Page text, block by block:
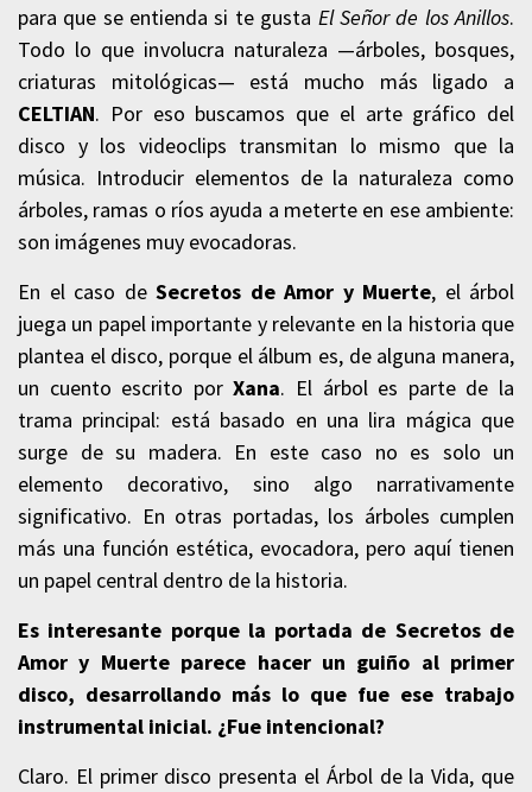
para que se entienda si te gusta El Señor de los Anillos.
Todo lo que involucra naturaleza —árboles, bosques,
criaturas mitológicas— está mucho más ligado a
CELTIAN. Por eso buscamos que el arte gráfico del
disco y los videoclips transmitan lo mismo que la
música. Introducir elementos de la naturaleza como
árboles, ramas o ríos ayuda a meterte en ese ambiente:
son imágenes muy evocadoras.
En el caso de Secretos de Amor y Muerte, el árbol
juega un papel importante y relevante en la historia que
plantea el disco, porque el álbum es, de alguna manera,
un cuento escrito porXana. El árbol es parte de la
trama principal: está basado en una lira mágica que
surge de su madera. En este caso no es solo un
elemento decorativo, sino algo narrativamente
significativo. En otras portadas, los árboles cumplen
más una función estética, evocadora, pero aquí tienen
un papel central dentro de la historia.
Es interesante porque la portada de Secretos de
Amor y Muerteparece hacer un guiño al primer
disco, desarrollando más lo que fue ese trabajo
instrumental inicial. ¿Fue intencional?
Claro. El primer disco presenta el Árbol de la Vida, que